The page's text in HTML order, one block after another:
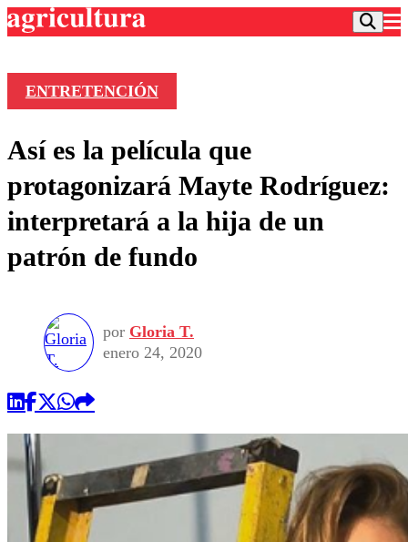
Frecuencias
Agricultura TV
Deportes
Colo Colo
Motor
Torneo Internacional
Torneo Nacional
Entretención
Noticias
Internacional
Nacional
Vida Social
Programas
Comercial
ENTRETENCIÓN
Así es la película que
protagonizará Mayte Rodríguez:
interpretará a la hija de un
patrón de fundo
por Gloria T.
enero 24, 2020